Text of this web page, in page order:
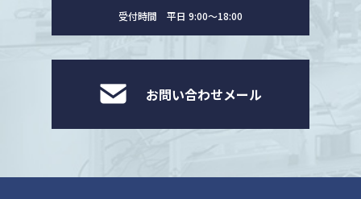
受付時間 平日 9:00〜18:00
お問い合わせメール